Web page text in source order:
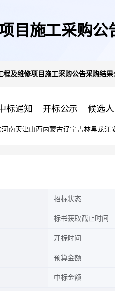
目施工采购
程及维修项目施工采购公告采购结
标通知 开标公示 候选
河南天津山西内蒙古辽宁吉林黑龙江
招标状态
标书获取截止时间
开标时间
预算金额
中标金额